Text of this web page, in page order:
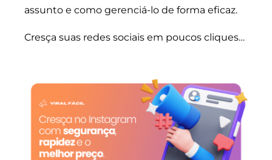
assunto e como gerenciá-lo de forma eficaz.
Cresça suas redes sociais em poucos cliques…